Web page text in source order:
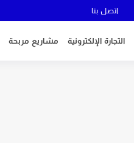
اتصل بنا
التجارة الإلكترونية مشاريع مربحة